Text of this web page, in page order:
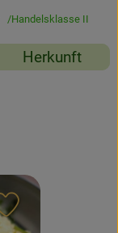
Handelsklasse II
Herkunft